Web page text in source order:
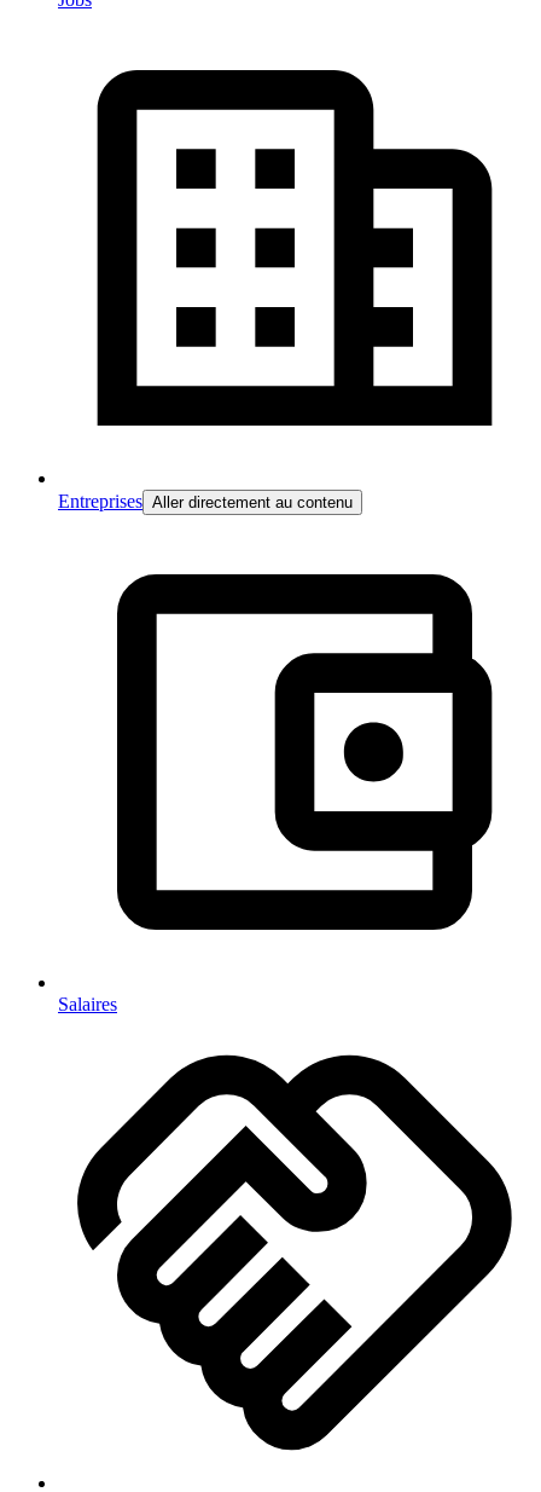
Entreprises Aller directement au contenu
Salaires